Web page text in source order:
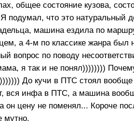
общее состояние кузова,
подумал, что это натуральный
машина ездила по
а 4-м по классике жанра был
вопрос по поводу
я так и не понял))))))))
До кучи в ПТС стоял вообще
вся инфа в ПТС, а машина
цену не поменял... Короче
мутно.